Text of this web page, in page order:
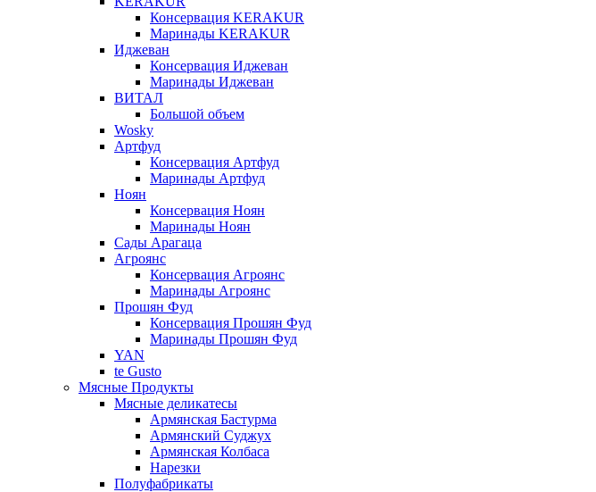
Консервация KERAKUR
Маринады KERAKUR
Иджеван
Консервация Иджеван
Маринады Иджеван
ВИТАЛ
Большой объем
Wosky
Артфуд
Консервация Артфуд
Маринады Артфуд
Ноян
Консервация Ноян
Маринады Ноян
Сады Арагаца
Агроянс
Консервация Агроянс
Маринады Агроянс
Прошян Фуд
Консервация Прошян Фуд
Маринады Прошян Фуд
YAN
te Gusto
Мясные Продукты
Мясные деликатесы
Армянская Бастурма
Армянский Суджух
Армянская Колбаса
Нарезки
Полуфабрикаты